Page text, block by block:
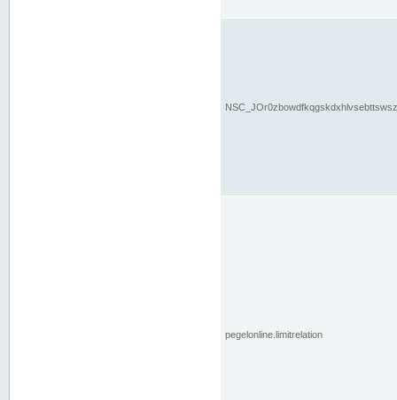
pegelonline.limitrelation